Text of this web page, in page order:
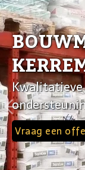
Kwalitatieve
Vraag een